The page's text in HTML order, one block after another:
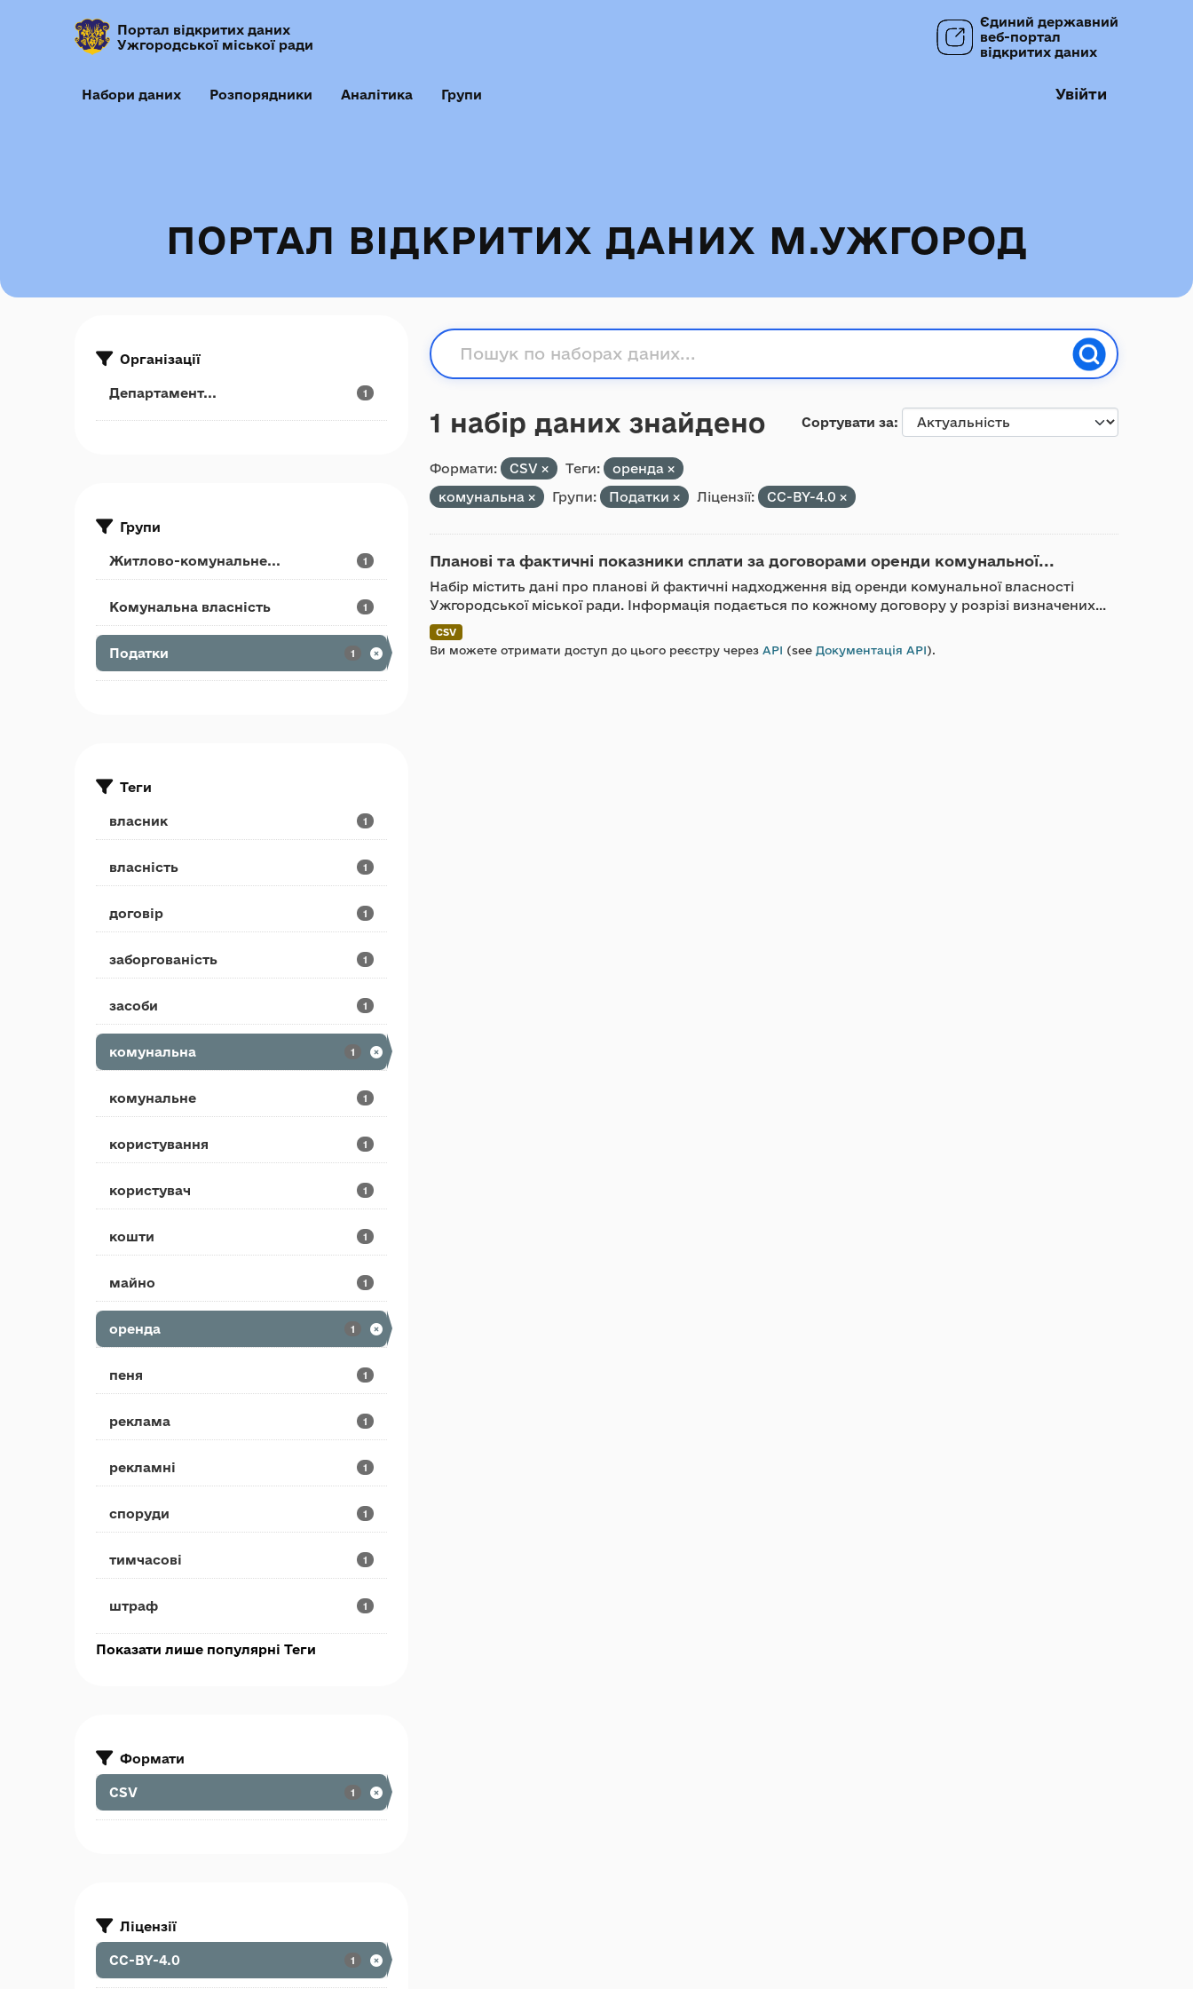
Портал відкритих даних
Ужгородської міської ради
Єдиний державний
веб-портал
відкритих даних
Набори даних Розпорядники Аналітика Групи Увійти
ПОРТАЛ ВІДКРИТИХ ДАНИХ М.УЖГОРОД
Організації
Департамент... 1
Групи
Житлово-комунальне... 1
Комунальна власність 1
Податки 1
Теги
власник 1
власність 1
договір 1
заборгованість 1
засоби 1
комунальна 1
комунальне 1
користування 1
користувач 1
кошти 1
майно 1
оренда 1
пеня 1
реклама 1
рекламні 1
споруди 1
тимчасові 1
штраф 1
Показати лише популярні Теги
Формати
CSV 1
Ліцензії
CC-BY-4.0 1
Сортувати за
1 набір даних знайдено
Формати: CSV Теги:
оренда
комунальна
Групи: Податки Ліцензії: CC-BY-4.0
Планові та фактичні показники сплати за договорами оренди комунальної...
Набір містить дані про планові й фактичні надходження від оренди комунальної власності
Ужгородської міської ради. Інформація подається по кожному договору у розрізі визначених...
CSV
Ви можете отримати доступ до цього реєстру через API (see Документація API).